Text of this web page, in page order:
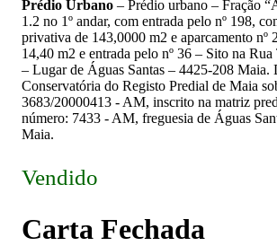
Prédio Urbano – Prédio urbano – Fração
1.2 no 1º andar, com entrada pelo nº 198,
privativa de 143,0000 m2 e aparcamento nº
14,40 m2 e entrada pelo nº 36 – Sito na
– Lugar de Águas Santas – 4425-208 Maia.
Conservatória do Registo Predial de Maia
3683/20000413 - AM, inscrito na matriz
número: 7433 - AM, freguesia de Águas
Maia.
Vendido
Carta Fechada